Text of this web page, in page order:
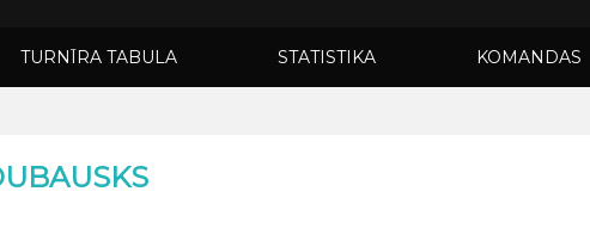
TURNĪRA TABULA STATISTIKA KOMANDAS